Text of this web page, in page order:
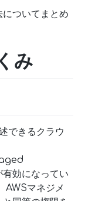
ついてまとめ
み
できるクラウ
効になってい
AWSマネジメ